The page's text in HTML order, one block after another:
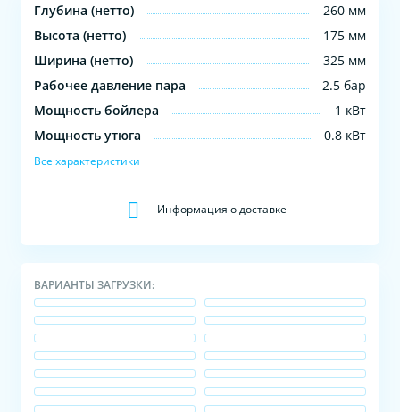
Глубина (нетто)
260 мм
Высота (нетто)
175 мм
Ширина (нетто)
325 мм
Рабочее давление пара
2.5 бар
Мощность бойлера
1 кВт
Мощность утюга
0.8 кВт
Все характеристики
Информация о доставке
ВАРИАНТЫ ЗАГРУЗКИ: